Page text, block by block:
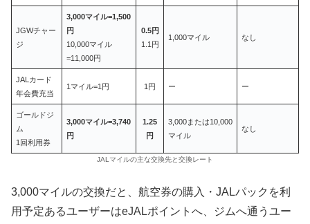
JGWチャー
ジ
3,000マイル=1,500
円
10,000マイル
=11,000円
0.5円
1.1円
1,000マイル なし
JALカード
年会費充当
1マイル=1円 1円 ー ー
ゴールドジ
ム
1回利用券
3,000マイル=3,740
円
1.25
円
3,000または10,000
マイル
なし
JALマイルの主な交換先と交換レート
3,000マイルの交換だと、航空券の購入・JALパックを利
用予定あるユーザーはeJALポイントへ、ジムへ通うユー